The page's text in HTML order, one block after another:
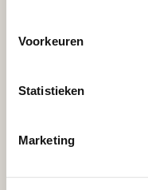
Voorkeuren
Statistieken
Marketing
Uilenvlietsehaven 1,